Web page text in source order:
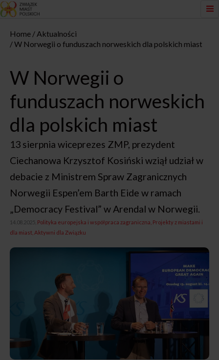
Home
Aktualności
W Norwegii o funduszach norweskich dla polskich miast
W Norwegii o
funduszach norweskich
dla polskich miast
13 sierpnia wiceprezes ZMP, prezydent
Ciechanowa Krzysztof Kosiński wziął udział w
debacie z Ministrem Spraw Zagranicznych
Norwegii Espen’em Barth Eide w ramach
„Democracy Festival” w Arendal w Norwegii.
14.08.2025, Polityka europejska i współpraca zagraniczna Projekty z miastami i
dla miast Aktywni dla Związku